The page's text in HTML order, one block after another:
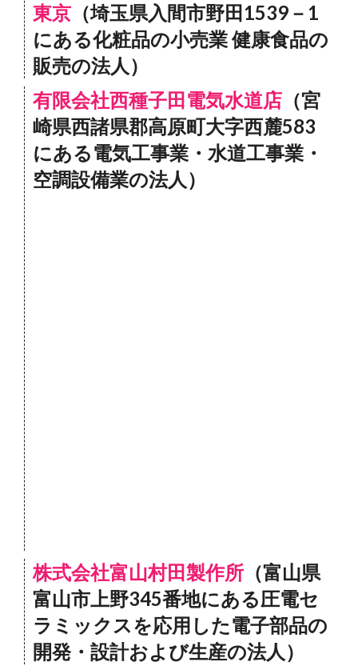
東京 （埼玉県入間市野田1539－1
にある化粧品の小売業 健康食品の
販売の法人）
有限会社西種子田電気水道店 （宮
崎県西諸県郡高原町大字西麓583
にある電気工事業・水道工事業・
空調設備業の法人）
株式会社富山村田製作所 （富山県
富山市上野345番地にある圧電セ
ラミックスを応用した電子部品の
開発・設計および生産の法人）